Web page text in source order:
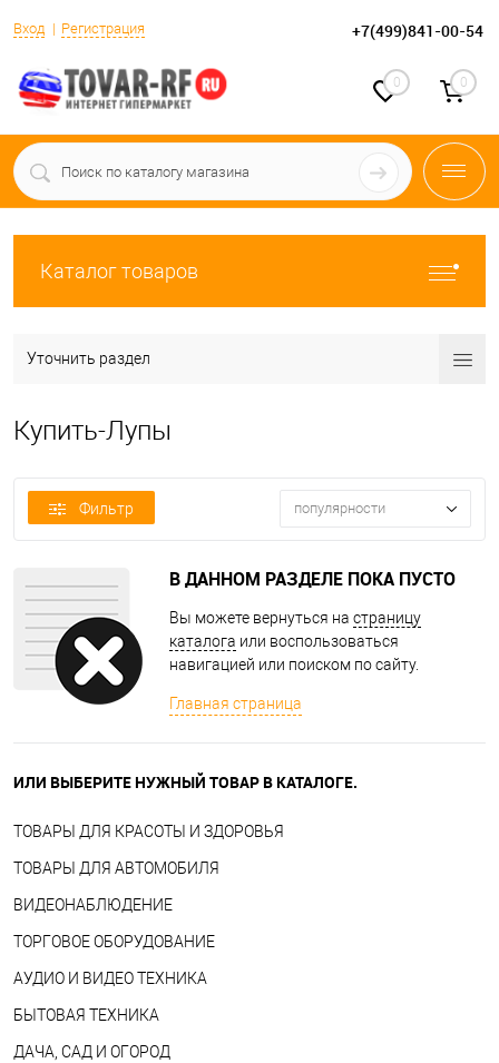
Вход Регистрация +7(499)841-00-54
0 0
Каталог товаров
Уточнить раздел
Купить-Лупы
Фильтр популярности
В ДАННОМ РАЗДЕЛЕ ПОКА ПУСТО
Вы можете вернуться на страницу
каталога или воспользоваться
навигацией или поиском по сайту.
Главная страница
ИЛИ ВЫБЕРИТЕ НУЖНЫЙ ТОВАР В КАТАЛОГЕ.
ТОВАРЫ ДЛЯ КРАСОТЫ И ЗДОРОВЬЯ
ТОВАРЫ ДЛЯ АВТОМОБИЛЯ
ВИДЕОНАБЛЮДЕНИЕ
ТОРГОВОЕ ОБОРУДОВАНИЕ
АУДИО И ВИДЕО ТЕХНИКА
БЫТОВАЯ ТЕХНИКА
ДАЧА, САД И ОГОРОД